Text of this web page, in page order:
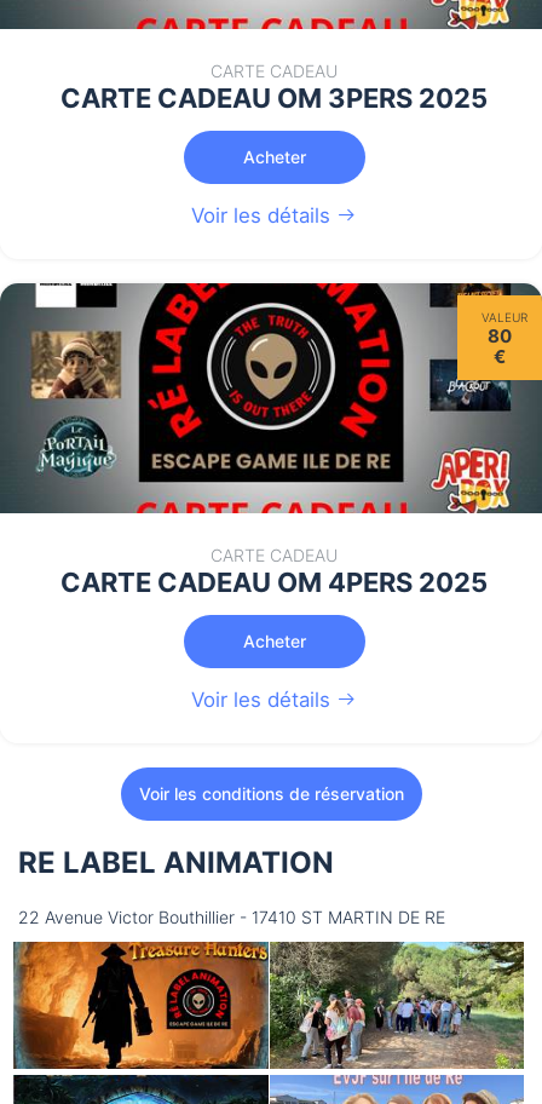
CARTE CADEAU
CARTE CADEAU OM 3PERS 2025
Acheter
Voir les détails
VALEUR
80
€
CARTE CADEAU
CARTE CADEAU OM 4PERS 2025
Acheter
Voir les détails
Voir les conditions de réservation
RE LABEL ANIMATION
22 Avenue Victor Bouthillier - 17410 ST MARTIN DE RE